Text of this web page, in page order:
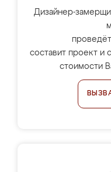
Дизайнер-
составит проект и
стоимости